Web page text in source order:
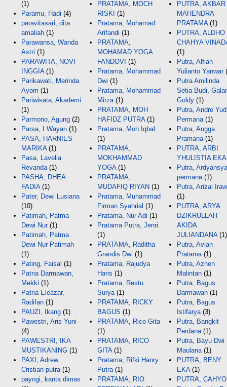
(1)
Paramu, Hadi (4)
paravitasari, dita
amaliah (1)
Parawansa, Wanda
Astri (1)
PARAWITA, NOVI
INGGIA(1)
Parikawati, Merinda
Ayom (1)
Pariwisata, Akademi
(1)
Parmono, Agung (2)
Parsa, I Wayan (1)
PASA, HARNIES
MARIKA(1)
Pasa, Lavelia
Revanda (1)
PASHA, DHEA
FADIA(1)
Pater, Dewi Lusiana
(10)
Patimah, Patma
Dewi Nur(1)
Patimah, Patma
Dewi Nur Patimah
(1)
Pating, Faisal (1)
Patria Darmawan,
Mekki (1)
Patria Eleazar,
Radifan (1)
PAUZI, Ikang (1)
Pawestri, Aris Yuni
(4)
PAWESTRI, IKA
MUSTIKANING (1)
PAXI, Adrew
Cristian putra (1)
payogi, kanta dimas
PRATAMA, MOCH
RISKI (1)
Pratama, Mohamad
Arifandi (1)
PRATAMA,
MOHAMAD YOGA
FANDOVI (1)
Pratama, Mohammad
Dwi (1)
Pratama, Mohammad
Mirza (1)
PRATAMA, MOH
HAFIDZ PUTRA(1)
Pratama, Moh Iqbal
(1)
PRATAMA,
MOKHAMMAD
YOGA(1)
PRATAMA,
MUDAFIQ RIYAN (1)
Pratama, Muhammad
Firman Syahrial (1)
Pratama, Nur Adi (1)
Pratama Putra, Jenri
(1)
PRATAMA, Raditha
Grandis Dwi (1)
Pratama, Rajudya
Haris (1)
Pratama, Restu
Surya (1)
PRATAMA, RICKY
BAGUS (1)
PRATAMA, Rico Gita
(1)
PRATAMA, RICO
GITA(1)
Pratama, Rifki Hanry
Putra (1)
PRATAMA, RIO
PUTRA, AKBAR
MAHENDRA
PRATAMA(1)
PUTRA, ALDHO
CHAHYA
(1)
Putra, Alfian
Yulianto Yanwar
Putra Amilinda
Setia Budi,
Goldy (1)
Putra, Andre
Permana (1)
Putra, Angga
Pramana (1)
PUTRA, ARBI
YHULISTIA EKA
Putra,
permana (1)
Putra, Arizal
(1)
PUTRA, ARYA
DZIKRULLAH
AKIDA
JULIANDANA(1)
Putra, Avian
Pratama (1)
Putra, Aznen
Malintan (1)
Putra, Bagus
Darmawan (1)
Putra, Bagus
Istifarya (3)
Putra, Bangkit
Perdana (1)
Putra, Bayu Dwi
Maulana (1)
PUTRA, BENY
EKA(1)
PUTRA, CAHYO